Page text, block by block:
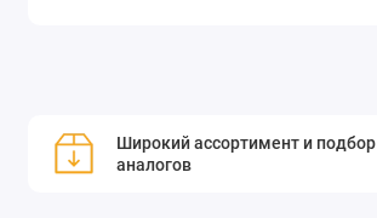
Широкий ассортимент и подбор
аналогов